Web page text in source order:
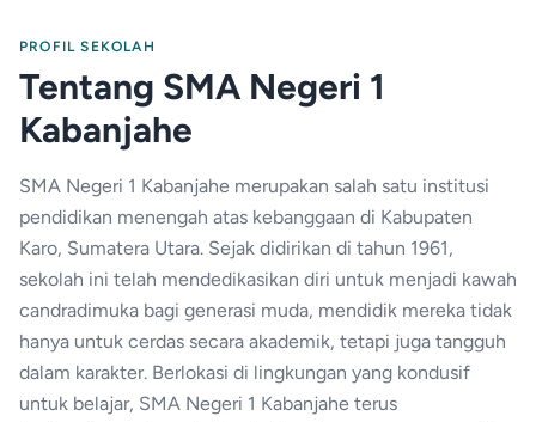
PROFIL SEKOLAH
Tentang SMA Negeri 1
Kabanjahe
SMA Negeri 1 Kabanjahe merupakan salah satu institusi
pendidikan menengah atas kebanggaan di Kabupaten
Karo, Sumatera Utara. Sejak didirikan di tahun 1961,
sekolah ini telah mendedikasikan diri untuk menjadi kawah
candradimuka bagi generasi muda, mendidik mereka tidak
hanya untuk cerdas secara akademik, tetapi juga tangguh
dalam karakter. Berlokasi di lingkungan yang kondusif
untuk belajar, SMA Negeri 1 Kabanjahe terus